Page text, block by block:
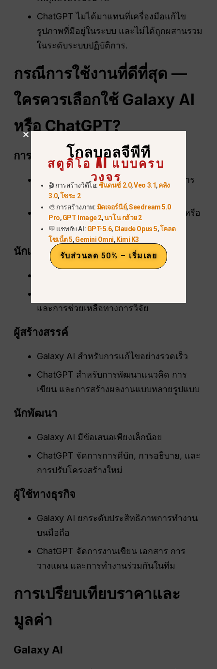
ChatGPT ไม่ได้มาแทนที่เครื่องมือแก้ไข
รูปภาพที่มีอยู่ในระบบ และไม่ได้ถูกผสานรวม
ในระดับระบบปฏิบัติการ.
กรณีการใช้งานที่ดีที่สุด —
ใครควรเลือกใช้ Galaxy AI
หรือ ChatGPT?
การเดินทางและการสื่อสาร
Galaxy AI สำหรับการแปลทันที รองรับการ
ใช้งานแบบออฟไลน์
ChatGPT สำหรับการเขียนข้อความยาวหรือ
อีเมลขณะอยู่ต่างประเทศ
นักเรียน
และการช่วยเหลือทางการวิจัย
ผู้สร้างสรรค์
Galaxy AI สำหรับการแก้ไขอย่างรวดเร็ว
ChatGPT สำหรับการพัฒนาแนวคิด การ
เขียน และการสร้างผลงานแบบหลายรูปแบบ
นักพัฒนา
Galaxy AI มีข้อเสนอเพียงเล็กน้อย
ChatGPT จัดการการดีบัก, การอธิบาย, และ
การปรับโครงสร้างใหม่
ผู้ใช้ทางธุรกิจ
Galaxy AI ยกระดับประสิทธิภาพการทำงาน
บนมือถือ
ChatGPT จัดการงานเขียน เอกสาร การ
วางแผน และการทำงานร่วมกันในทีม
การเปรียบเทียบราคาและ
มูลค่า
Galaxy AI
โกลบอลจีพีที
สตูดิโอ AI แบบครบ
วงจร
🎬 การสร้างวิดีโอ:ซีแดนซ์ 2.0,Veo 3.1,คลิง
3.0,โซระ 2
🎨 การสร้างภาพ: มิดเจอร์นีย์,Seedream 5.0
Pro,GPT Image 2,นาโน กล้วย 2
💬 แชทกับ AI: GPT-5.6, Claude Opus 5,โคลด
โซเน็ต 5,Gemini Omni,Kimi K3
รับส่วนลด 50% – เริ่มเลย